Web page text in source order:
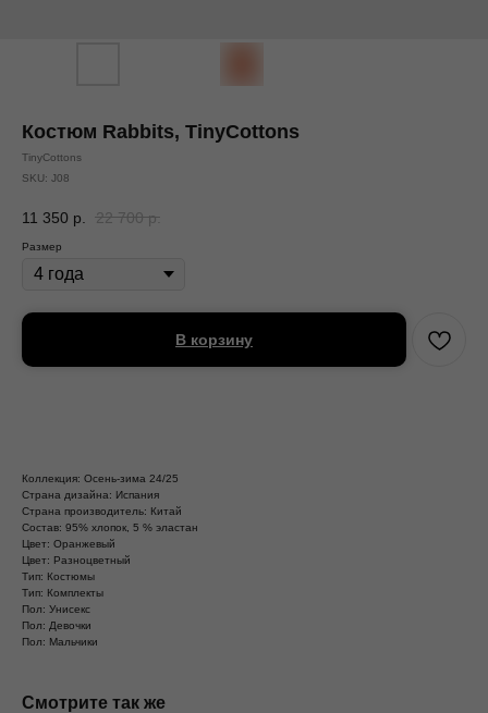
Костюм Rabbits, TinyCottons
TinyCottons
SKU: J08
11 350 р. 22 700 р.
Размер
В корзину
Коллекция: Осень-зима 24/25
Страна дизайна: Испания
Страна производитель: Китай
Состав: 95% хлопок, 5 % эластан
Цвет: Оранжевый
Цвет: Разноцветный
Тип: Костюмы
Тип: Комплекты
Пол: Унисекс
Пол: Девочки
Пол: Мальчики
Смотрите так же